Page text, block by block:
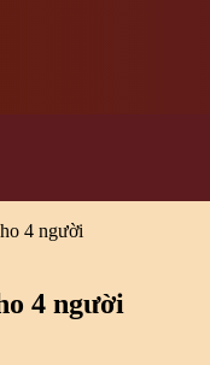
4 người
4 người